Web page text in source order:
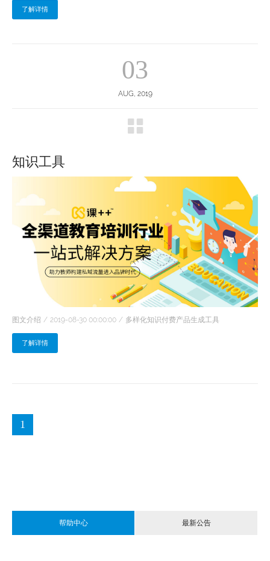
了解详情
03
AUG, 2019
知识工具
图文介绍 2019-08-30 00:00:00 多样化知识付费产品生成工具
了解详情
1
帮助中心 最新公告